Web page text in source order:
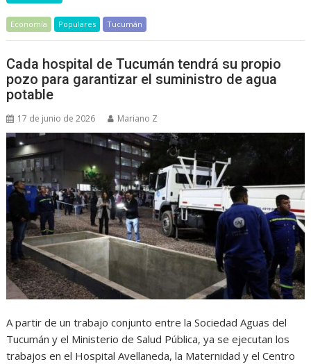
Economía Populares Tucumán
Cada hospital de Tucumán tendrá su propio
pozo para garantizar el suministro de agua
potable
17 de junio de 2026 Mariano Z
A partir de un trabajo conjunto entre la Sociedad Aguas del
Tucumán y el Ministerio de Salud Pública, ya se ejecutan los
trabajos en el Hospital Avellaneda, la Maternidad y el Centro